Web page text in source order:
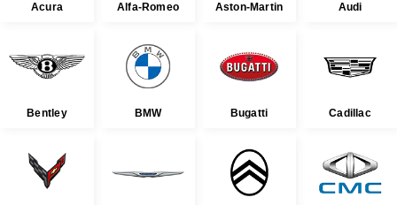
Acura Alfa-Romeo Aston-Martin Audi
Bentley BMW Bugatti Cadillac